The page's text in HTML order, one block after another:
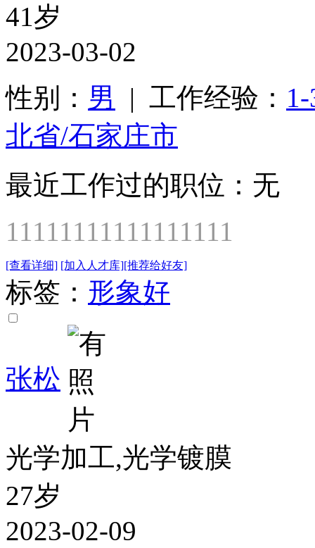
41岁
2023-03-02
性别： 男 | 工作经验：
北省/石家庄市
最近工作过的职位：无
11111111111111111
[查看详细] [加入人才库][推荐给好友]
标签： 形象好
张松
光学加工,光学镀膜
27岁
2023-02-09